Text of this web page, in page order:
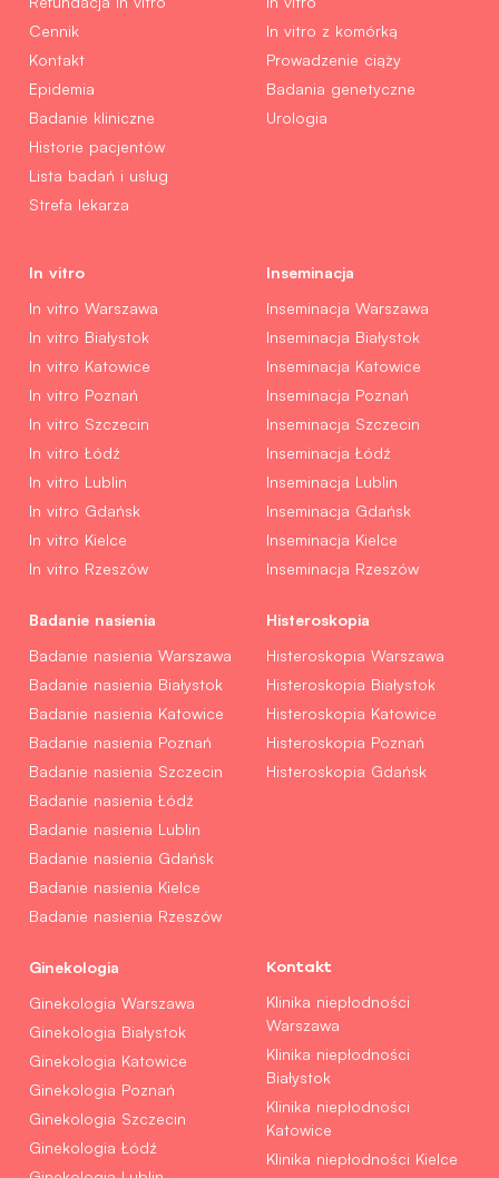
Cennik
Kontakt
Epidemia
Badanie kliniczne
Historie pacjentów
Lista badań i usług
Strefa lekarza
In vitro z komórką
Prowadzenie ciąży
Badania genetyczne
Urologia
In vitro
In vitro Warszawa
In vitro Białystok
In vitro Katowice
In vitro Poznań
In vitro Szczecin
In vitro Łódź
In vitro Lublin
In vitro Gdańsk
In vitro Kielce
In vitro Rzeszów
Inseminacja
Inseminacja Warszawa
Inseminacja Białystok
Inseminacja Katowice
Inseminacja Poznań
Inseminacja Szczecin
Inseminacja Łódź
Inseminacja Lublin
Inseminacja Gdańsk
Inseminacja Kielce
Inseminacja Rzeszów
Badanie nasienia
Badanie nasienia Warszawa
Badanie nasienia Białystok
Badanie nasienia Katowice
Badanie nasienia Poznań
Badanie nasienia Szczecin
Badanie nasienia Łódź
Badanie nasienia Lublin
Badanie nasienia Gdańsk
Badanie nasienia Kielce
Badanie nasienia Rzeszów
Histeroskopia
Histeroskopia Warszawa
Histeroskopia Białystok
Histeroskopia Katowice
Histeroskopia Poznań
Histeroskopia Gdańsk
Ginekologia
Ginekologia Warszawa
Ginekologia Białystok
Ginekologia Katowice
Ginekologia Poznań
Ginekologia Szczecin
Ginekologia Łódź
Kontakt
Klinika niepłodności
Warszawa
Klinika niepłodności
Białystok
Klinika niepłodności
Katowice
Klinika niepłodności Kielce